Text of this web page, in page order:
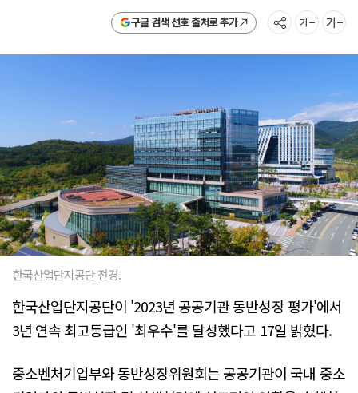
구글 검색 선호 출처로 추가
한국산업단지공단 전경.
한국산업단지공단이 '2023년 공공기관 동반성장 평가'에서
3년 연속 최고등급인 '최우수'를 달성했다고 17일 밝혔다.
중소벤처기업부와 동반성장위원회는 공공기관이 국내 중소